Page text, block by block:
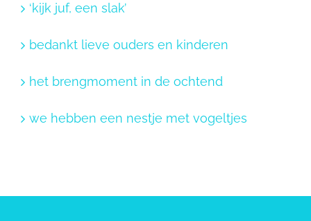
‘kijk juf, een slak’
bedankt lieve ouders en kinderen
het brengmoment in de ochtend
we hebben een nestje met vogeltjes